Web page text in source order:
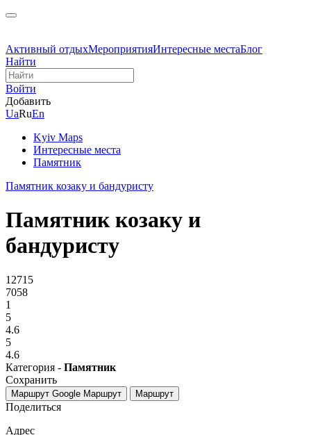
Активный отдыхМероприятияИнтересные местаБлог
Найти
Войти
Добавить
UaRuEn
Kyiv Maps
Интересные места
Памятник
Памятник козаку и бандуристу
Памятник козаку и
бандуристу
12715
7058
1
5
4.6
5
4.6
Категория - Памятник
Сохранить
Маршрут Google Маршрут Маршрут
Поделиться
Адрес